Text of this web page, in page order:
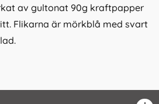
av gultonat 90g kraftpapper
Flikarna är mörkblå med svart